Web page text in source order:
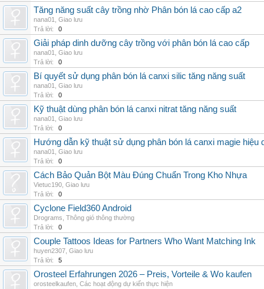
Tăng năng suất cây trồng nhờ Phân bón lá cao cấp a2
nana01
Giao lưu
Trả lời:
0
Giải pháp dinh dưỡng cây trồng với phân bón lá cao cấp
nana01
Giao lưu
Trả lời:
0
Bí quyết sử dụng phân bón lá canxi silic tăng năng suất
nana01
Giao lưu
Trả lời:
0
Kỹ thuật dùng phân bón lá canxi nitrat tăng năng suất
nana01
Giao lưu
Trả lời:
0
Hướng dẫn kỹ thuật sử dụng phân bón lá canxi magie hiệu
nana01
Giao lưu
Trả lời:
0
Cách Bảo Quản Bột Màu Đúng Chuẩn Trong Kho Nhựa
Vietuc190 Giao lưu
Trả lời:
0
Cyclone Field360 Android
Drograms Thông gió thông thường
Trả lời:
0
Couple Tattoos Ideas for Partners Who Want Matching Ink
huyen2307 Giao lưu
Trả lời:
5
Orosteel Erfahrungen 2026 – Preis, Vorteile & Wo kaufen
orosteelkaufen Các hoạt động dự kiến thực hiện